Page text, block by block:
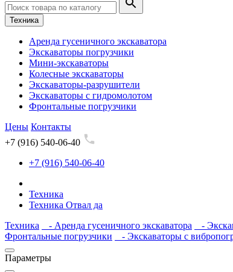
Техника
Аренда гусеничного экскаватора
Экскаваторы погрузчики
Мини-экскаваторы
Колесные экскаваторы
Экскаваторы-разрушители
Экскаваторы с гидромолотом
Фронтальные погрузчики
Цены Контакты
+7 (916) 540-06-40
+7 (916) 540-06-40
Техника
Техника Отвал да
Техника
- Аренда гусеничного экскаватора -
Фронтальные погрузчики
- Экскаваторы с
Параметры